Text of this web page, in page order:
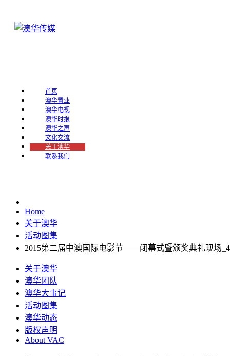
首页
澳华置业
澳华电视
澳华时报
澳华之声
文化交流
关于澳华
联系我们
Home
关于澳华
活动图集
2015第二届中澳国际电影节——闭幕式暨颁奖典礼现场_4
关于澳华
澳华团队
澳华大事记
活动图集
澳华动态
版权声明
About VAC